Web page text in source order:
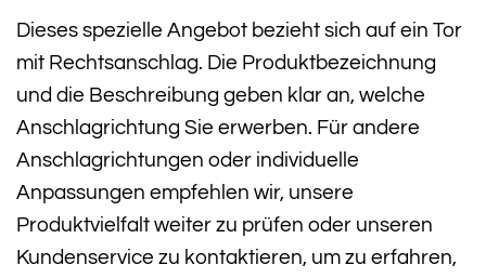
Dieses spezielle Angebot bezieht sich auf ein Tor
mit Rechtsanschlag. Die Produktbezeichnung
und die Beschreibung geben klar an, welche
Anschlagrichtung Sie erwerben. Für andere
Anschlagrichtungen oder individuelle
Anpassungen empfehlen wir, unsere
Produktvielfalt weiter zu prüfen oder unseren
Kundenservice zu kontaktieren, um zu erfahren,